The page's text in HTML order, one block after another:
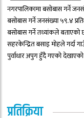
नगरपालिकामा बसोबास गर्ने
बसोबास गर्ने जनसंख्या ५९.४
बसोबास गर्ने तथ्यांकले बताएको
सहरकेन्द्रित बसाइ मोहले गर्दा
पुर्वाधार अपुग हुँदै गएको
प्रतिक्रिया